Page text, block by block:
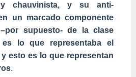
y chauvinista, y su anti-
un marcado componente
supuesto- de la clase
es lo que representaba el
esto es lo que representan
.